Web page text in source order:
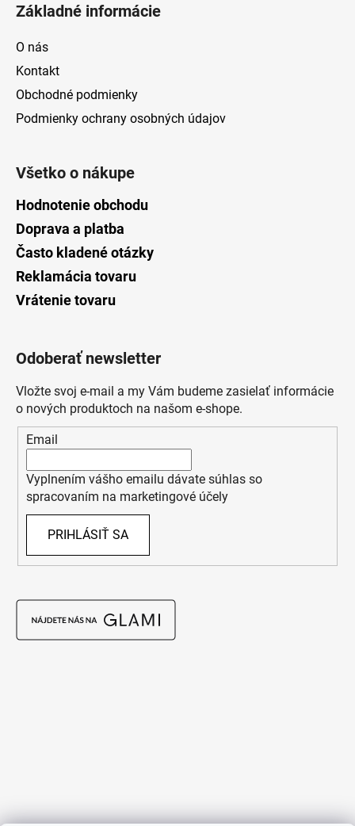
Základné informácie
O nás
Kontakt
Obchodné podmienky
Podmienky ochrany osobných údajov
Všetko o nákupe
Hodnotenie obchodu
Doprava a platba
Často kladené otázky
Reklamácia tovaru
Vrátenie tovaru
Odoberať newsletter
Vložte svoj e-mail a my Vám budeme zasielať informácie
o nových produktoch na našom e-shope.
Email
Vyplnením vášho emailu dávate súhlas so
spracovaním na marketingové účely
PRIHLÁSIŤ SA